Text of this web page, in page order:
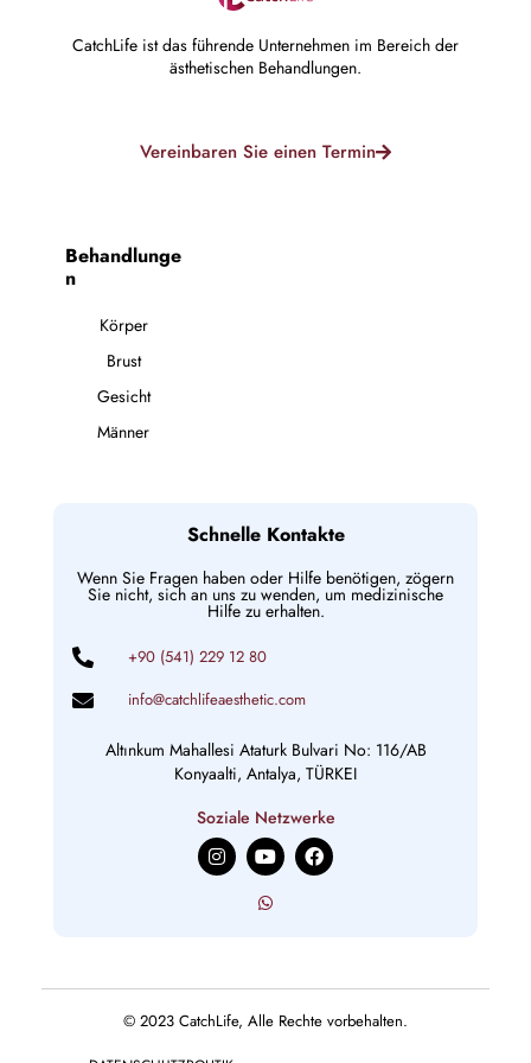
CatchLife ist das führende Unternehmen im Bereich der
ästhetischen Behandlungen.
Vereinbaren Sie einen Termin
Behandlunge
n
Körper
Brust
Gesicht
Männer
Schnelle Kontakte
Wenn Sie Fragen haben oder Hilfe benötigen, zögern
Sie nicht, sich an uns zu wenden, um medizinische
Hilfe zu erhalten.
+90 (541) 229 12 80
info@catchlifeaesthetic.com
Altınkum Mahallesi Ataturk Bulvari No: 116/AB
Konyaalti, Antalya, TÜRKEI
Soziale Netzwerke
I
n
s
m
Y
o
u
t
F
a
c
© 2023 CatchLife, Alle Rechte vorbehalten.